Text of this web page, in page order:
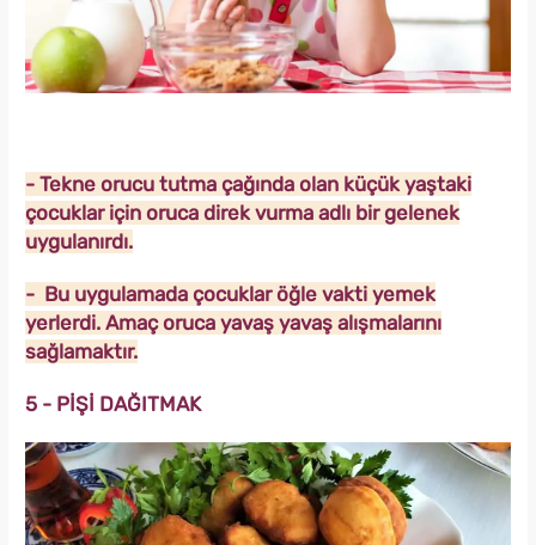
- Tekne orucu tutma çağında olan küçük yaştaki
çocuklar için oruca direk vurma adlı bir gelenek
uygulanırdı.
- Bu uygulamada çocuklar öğle vakti yemek
yerlerdi. Amaç oruca yavaş yavaş alışmalarını
sağlamaktır.
5 - PİŞİ DAĞITMAK